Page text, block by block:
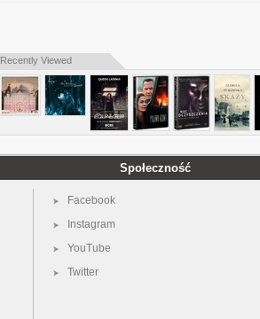
Recently Viewed
Społeczność
Facebook
Instagram
YouTube
Twitter